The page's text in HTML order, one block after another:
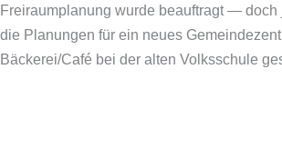
Freiraumplanung wurde beauftragt — doch
die Planungen für ein neues
Bäckerei/Café bei der alten Volksschule